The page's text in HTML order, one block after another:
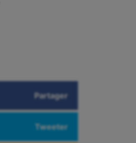
Partager
Tweeter